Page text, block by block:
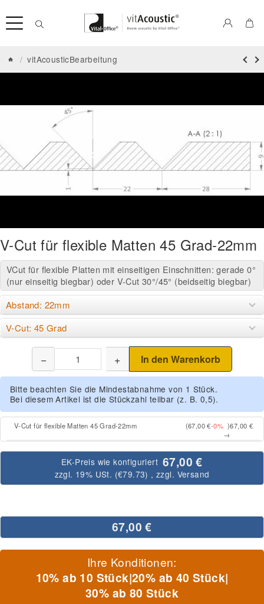
/ vitAcousticBearbeitung
V-Cut für flexible Matten 45 Grad-22mm
VCut für flexible Platten mit einseitigen Einschnitten: gerade 0°
(nur einseitig biegbar) oder V-Cut 30°/45° (beidseitig biegbar)
Abstand: 22mm
V-Cut: 45 Grad
67,00 €
V-Cut für flexible Matten 45 Grad-22mm (67,00 €-0% )
→
67,00 €
EK-Preis wie konfiguriert 67,00 €
zzgl. 19% USt. (€79.73) , zzgl. Versand
− + In den Warenkorb
Bitte beachten Sie die Mindestabnahme von 1 Stück.
Bei diesem Artikel ist die Stückzahl teilbar (z. B. 0,5).
Ihre Konditionen:
10% ab 10 Stück|20% ab 40 Stück|
30% ab 80 Stück